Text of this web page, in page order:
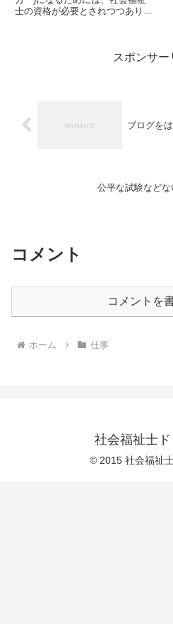
士の資格が必要とされつつありま
談員、医療福祉相談員、MSWな
スポンサー
ブログを
公平な試験などな
コメント
コメントを
ホーム 仕事
社会福祉士
© 2015 社会福祉